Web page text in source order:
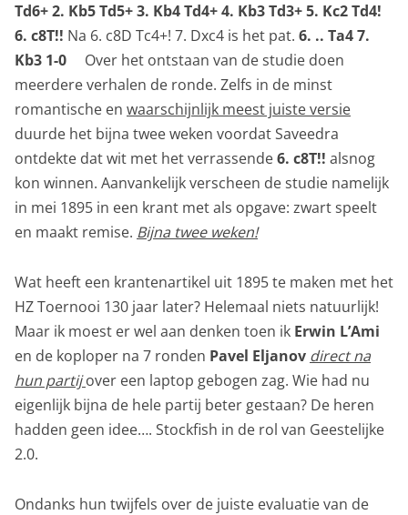
Td6+ 2. Kb5 Td5+ 3. Kb4 Td4+ 4. Kb3 Td3+ 5. Kc2 Td4!
6. c8T!! Na 6. c8D Tc4+! 7. Dxc4 is het pat. 6. .. Ta4 7.
Kb3 1-0 Over het ontstaan van de studie doen
meerdere verhalen de ronde. Zelfs in de minst
romantische en waarschijnlijk meest juiste versie
duurde het bijna twee weken voordat Saveedra
ontdekte dat wit met het verrassende6. c8T!! alsnog
kon winnen. Aanvankelijk verscheen de studie namelijk
in mei 1895 in een krant met als opgave: zwart speelt
en maakt remise. Bijna twee weken!
Wat heeft een krantenartikel uit 1895 te maken met het
HZ Toernooi 130 jaar later? Helemaal niets natuurlijk!
Maar ik moest er wel aan denken toen ik Erwin L’Ami
en de koploper na 7 ronden Pavel Eljanov direct na
hun partij over een laptop gebogen zag. Wie had nu
eigenlijk bijna de hele partij beter gestaan? De heren
hadden geen idee…. Stockfish in de rol van Geestelijke
2.0.
Ondanks hun twijfels over de juiste evaluatie van de